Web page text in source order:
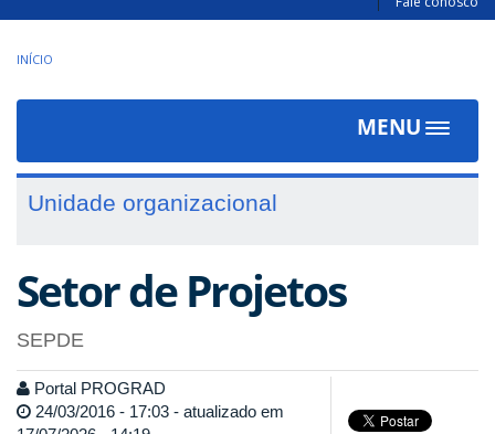
INÍCIO
MENU
Toggle
Unidade organizacional
Setor de Projetos
SEPDE
Portal PROGRAD
24/03/2016 - 17:03 - atualizado em